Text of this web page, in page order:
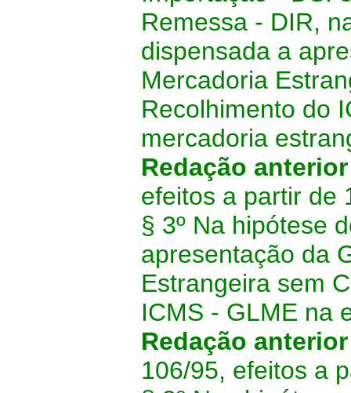
Remessa - DIR,
dispensada a
Mercadoria
Recolhimento do
mercadoria
Redação anterior
efeitos a partir de
§ 3º Na hipótese
apresentação da
Estrangeira sem
ICMS - GLME na
Redação anterior
106/95, efeitos a